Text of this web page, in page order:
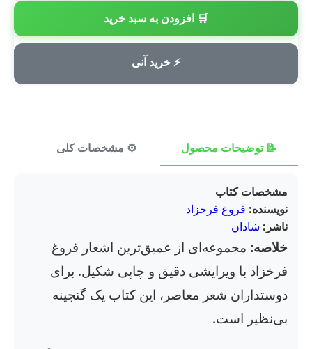
🛒 افزودن به سبد خرید
⚡ خرید آنی
💳 پرداخت امن
📝 توضیحات محصول ⚙️ مشخصات کلی
مشخصات کتاب
نویسنده: فروغ فرخزاد
ناشر: شادان
خلاصه: مجموعه‌ای از عمیق‌ترین اشعار فروغ
فرخزاد با ویرایشی دقیق و چاپی شکیل. برای
دوستداران شعر معاصر، این کتاب یک گنجینه
بی‌نظیر است.